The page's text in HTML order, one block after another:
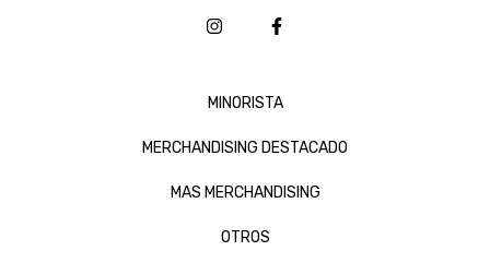
MINORISTA
MERCHANDISING DESTACADO
MAS MERCHANDISING
OTROS